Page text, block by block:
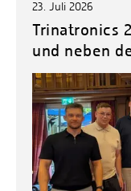
Fuel Cell
P2Broker
Perival
Robotix-
S.U.N.-Projekt
Örtlicher
23. Juli 2026
Trinatronics
und neben